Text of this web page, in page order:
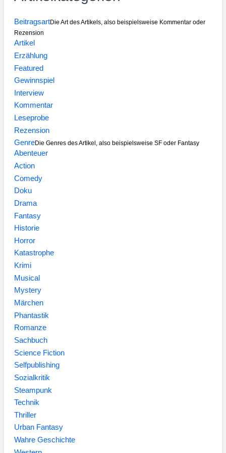
BeitragsartDie Art des Artikels, also beispielsweise Kommentar oder
Rezension
Artikel
Erzählung
Featured
Gewinnspiel
Interview
Kommentar
Leseprobe
Rezension
GenreDie Genres des Artikel, also beispielsweise SF oder Fantasy
Abenteuer
Action
Comedy
Doku
Drama
Fantasy
Historie
Horror
Katastrophe
Krimi
Musical
Mystery
Märchen
Phantastik
Romanze
Sachbuch
Science Fiction
Selfpublishing
Sozialkritik
Steampunk
Technik
Thriller
Urban Fantasy
Wahre Geschichte